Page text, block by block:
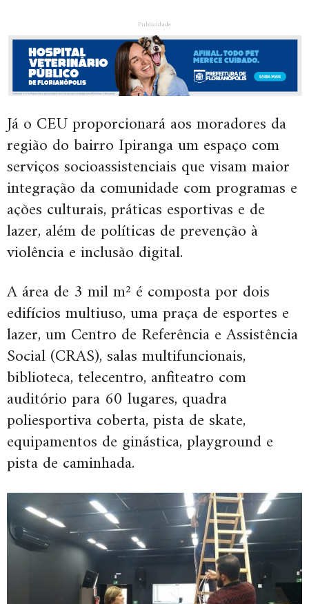
Publicidade
Já o CEU proporcionará aos moradores da
região do bairro Ipiranga um espaço com
serviços socioassistenciais que visam maior
integração da comunidade com programas e
ações culturais, práticas esportivas e de
lazer, além de políticas de prevenção à
violência e inclusão digital.
A área de 3 mil m² é composta por dois
edifícios multiuso, uma praça de esportes e
lazer, um Centro de Referência e Assistência
Social (CRAS), salas multifuncionais,
biblioteca, telecentro, anfiteatro com
auditório para 60 lugares, quadra
poliesportiva coberta, pista de skate,
equipamentos de ginástica, playground e
pista de caminhada.